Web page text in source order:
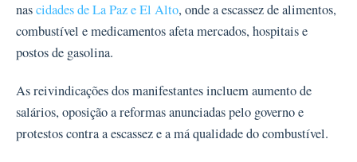
nascidades de La Paz e El Alto, onde a escassez de alimentos,
combustível e medicamentos afeta mercados, hospitais e
postos de gasolina.
As reivindicações dos manifestantes incluem aumento de
salários, oposição a reformas anunciadas pelo governo e
protestos contra a escassez e a má qualidade do combustível.